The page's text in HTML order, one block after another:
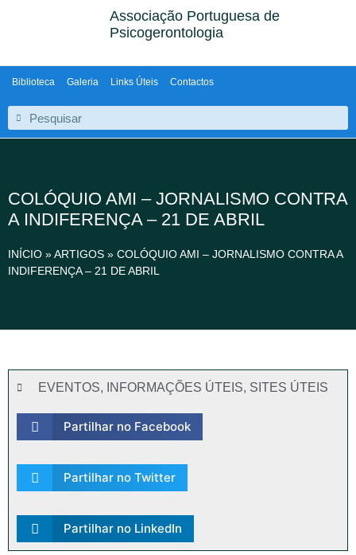
Associação Portuguesa de
Psicogerontologia
Biblioteca Galeria Links Úteis Contactos
COLÓQUIO AMI – JORNALISMO CONTRA
A INDIFERENÇA – 21 DE ABRIL
INÍCIO »ARTIGOS » COLÓQUIO AMI – JORNALISMO CONTRA A
INDIFERENÇA – 21 DE ABRIL
EVENTOS, INFORMAÇÕES ÚTEIS, SITES ÚTEIS
Partilhar no Facebook
Partilhar no Twitter
Partilhar no LinkedIn